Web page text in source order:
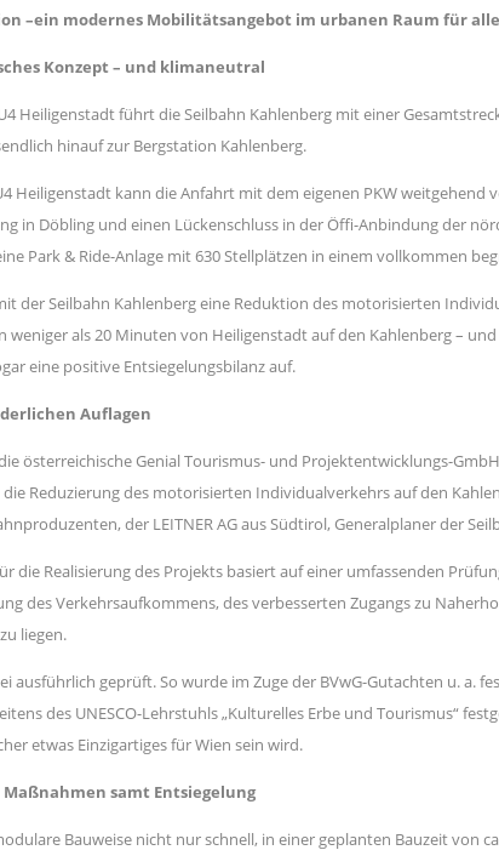
–ein modernes Mobilitätsangebot im urbanen Raum für
Konzept – und klimaneutral
Heiligenstadt führt die Seilbahn Kahlenberg mit einer
hinauf zur Bergstation Kahlenberg.
Heiligenstadt kann die Anfahrt mit dem eigenen PKW
in Döbling und einen Lückenschluss in der Öffi-Anbindung der
Park & Ride-Anlage mit 630 Stellplätzen in einem vollkommen
der Seilbahn Kahlenberg eine Reduktion des motorisierten
weniger als 20 Minuten von Heiligenstadt auf den Kahlenberg –
eine positive Entsiegelungsbilanz auf.
Auflagen
österreichische Genial Tourismus- und Projektentwicklungs-
Reduzierung des motorisierten Individualverkehrs auf den
der LEITNER AG aus Südtirol, Generalplaner der
die Realisierung des Projekts basiert auf einer umfassenden
des Verkehrsaufkommens, des verbesserten Zugangs zu
liegen.
ausführlich geprüft. So wurde im Zuge der BVwG-Gutachten u.
des UNESCO-Lehrstuhls „Kulturelles Erbe und Tourismus“
etwas Einzigartiges für Wien sein wird.
samt Entsiegelung
Bauweise nicht nur schnell, in einer geplanten Bauzeit